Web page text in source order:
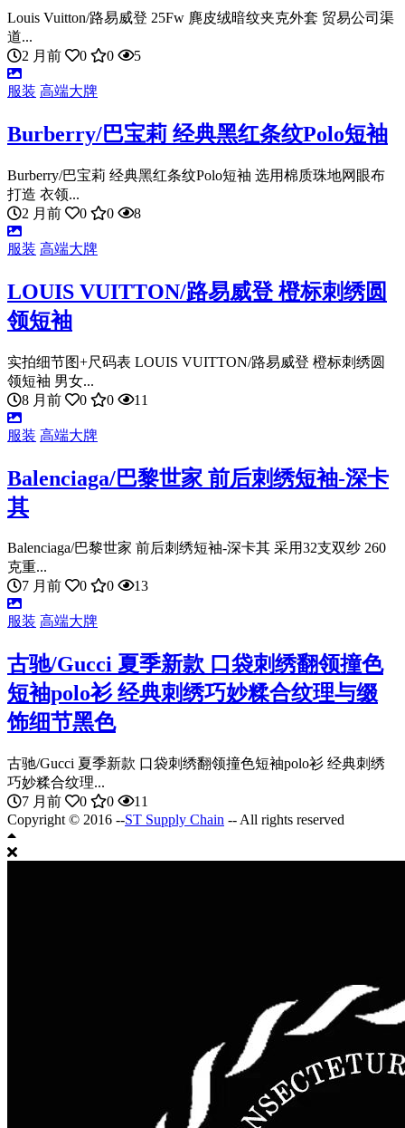
Louis Vuitton/路易威登 25Fw 麂皮绒暗纹夹克外套 贸易公司渠
道...
2 月前
0 0 5
服装 高端大牌
Burberry/巴宝莉 经典黑红条纹Polo短袖
Burberry/巴宝莉 经典黑红条纹Polo短袖 选用棉质珠地网眼布
打造 衣领...
2 月前
0 0 8
服装 高端大牌
LOUIS VUITTON/路易威登 橙标刺绣圆
领短袖
实拍细节图+尺码表 LOUIS VUITTON/路易威登 橙标刺绣圆
领短袖 男女...
8 月前
0 0 11
服装 高端大牌
Balenciaga/巴黎世家 前后刺绣短袖-深卡
其
Balenciaga/巴黎世家 前后刺绣短袖-深卡其 采用32支双纱 260
克重...
7 月前
0 0 13
服装 高端大牌
古驰/Gucci 夏季新款 口袋刺绣翻领撞色
短袖polo衫 经典刺绣巧妙糅合纹理与缀
饰细节黑色
古驰/Gucci 夏季新款 口袋刺绣翻领撞色短袖polo衫 经典刺绣
巧妙糅合纹理...
7 月前
0 0
11
Copyright © 2016 --ST Supply Chain -- All rights reserved